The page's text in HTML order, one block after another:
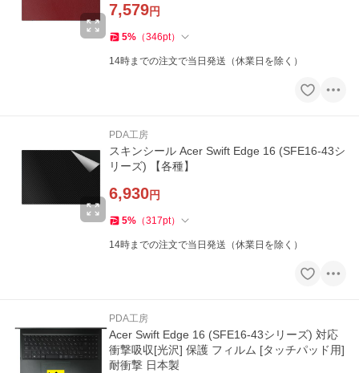
7,579円
5% （346pt）
14時までの注文で当日発送（休業日を除く）
PDA工房
スキンシール Acer Swift Edge 16 (SFE16-43シ
リーズ) 【各種】
6,930円
5% （317pt）
14時までの注文で当日発送（休業日を除く）
PDA工房
Acer Swift Edge 16 (SFE16-43シリーズ) 対応
衝撃吸収[光沢] 保護 フィルム [タッチパッド用]
耐衝撃 日本製